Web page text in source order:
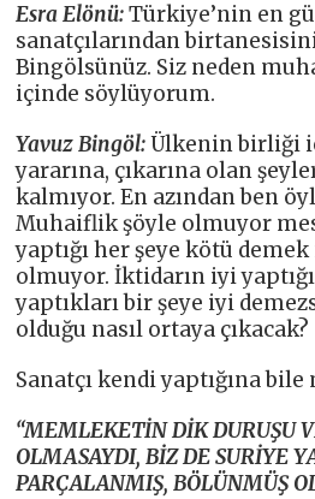
Esra Elönü:Türkiye’nin en
sanatçılarından
Bingölsünüz. Siz neden
içinde söylüyorum.
Yavuz Bingöl:Ülkenin birliği
yararına, çıkarına olan
kalmıyor. En azından ben
Muhaiflik şöyle olmuyor
yaptığı her şeye kötü
olmuyor. İktidarın iyi
yaptıkları bir şeye iyi
olduğu nasıl ortaya çıkacak?
Sanatçı kendi yaptığına
“MEMLEKETİN DİK DURUŞU
OLMASAYDI, BİZ DE SURİYE
PARÇALANMIŞ, BÖLÜNMÜŞ